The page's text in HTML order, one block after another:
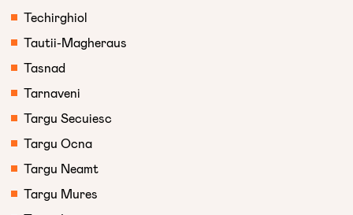
Techirghiol
Tautii-Magheraus
Tasnad
Tarnaveni
Targu Secuiesc
Targu Ocna
Targu Neamt
Targu Mures